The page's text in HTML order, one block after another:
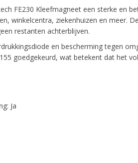
FE230 Kleefmagneet een sterke en
winkelcentra, ziekenhuizen en meer.
restanten achterblijven.
en bescherming tegen
goedgekeurd, wat betekent dat het
Ja